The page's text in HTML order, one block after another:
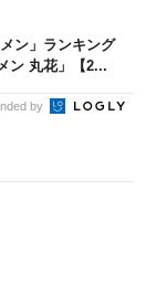
ン」ランキング
ン 丸花」【2...
by